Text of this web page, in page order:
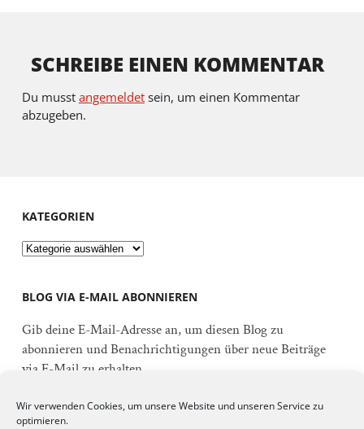
Wir verwenden Cookies, um unsere Website und unseren Service zu
optimieren.
SCHREIBE EINEN KOMMENTAR
Du musst angemeldetsein, um einen Kommentar
abzugeben.
KATEGORIEN
Kategorien
BLOG VIA E-MAIL ABONNIEREN
Gib deine E-Mail-Adresse an, um diesen Blog zu
abonnieren und Benachrichtigungen über neue Beiträge
via E-Mail zu erhalten.
Mail-